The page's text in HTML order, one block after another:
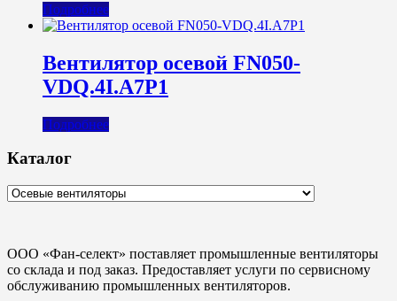
Подробнее
Вентилятор осевой FN050-
VDQ.4I.A7P1
Подробнее
Каталог
ООО «Фан-селект» поставляет промышленные вентиляторы
со склада и под заказ. Предоставляет услуги по сервисному
обслуживанию промышленных вентиляторов.